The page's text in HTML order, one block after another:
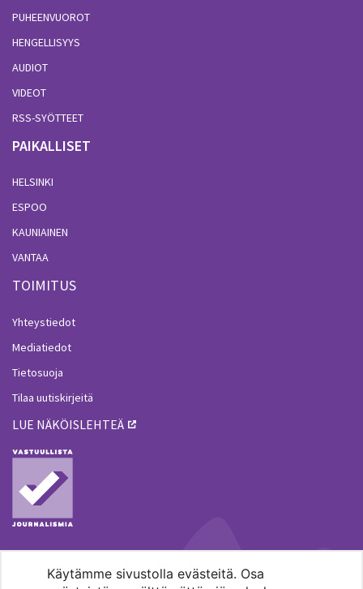
Käytämme sivustolla evästeitä. Osa
PUHEENVUOROT
HENGELLISYYS
AUDIOT
VIDEOT
RSS-SYÖTTEET
PAIKALLISET
HELSINKI
ESPOO
KAUNIAINEN
VANTAA
TOIMITUS
Yhteystiedot
Mediatiedot
Tietosuoja
Tilaa uutiskirjeitä
LUE NÄKÖISLEHTEÄ
MENOHAKU